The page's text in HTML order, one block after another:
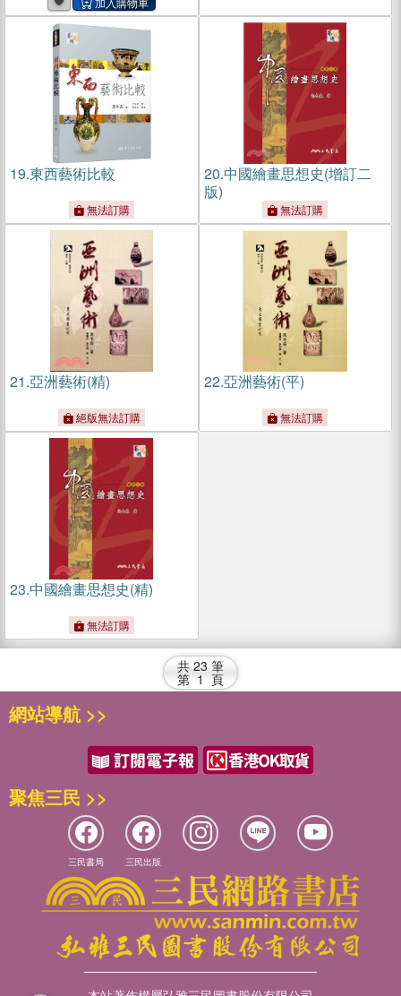
19.東西藝術比較
無法訂購
20.中國繪畫思想史(增訂二
版)
無法訂購
21.亞洲藝術(精)
絕版無法訂購
22.亞洲藝術(平)
無法訂購
23.中國繪畫思想史(精)
無法訂購
共 23 筆
第 1 頁
網站導航 >>
聚焦三民 >>
三民書局 三民出版